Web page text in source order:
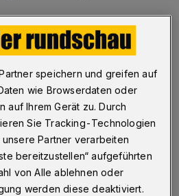
stärkeren Bürger-Beteiligung
Helge Lindh traf sich mit mehr
zum Thema
Die Gründung eines
wird im Laufe des Oktobers
regelmäßige offene
Interessierten.
Eine Minute Lesezeit
speichern und greifen auf
wie Browserdaten oder
auf Ihrem Gerät zu. Durch
Sie Tracking-Technologien
Partner verarbeiten
bereitzustellen“ aufgeführten
von Alle ablehnen oder
werden diese deaktiviert.